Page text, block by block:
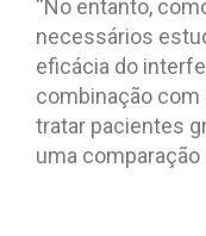
“No entanto,
necessários
eficácia do
combinação
tratar pacientes
uma comparação